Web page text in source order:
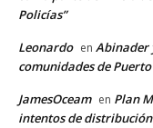
Policías”
Leonardo en Abinader
comunidades de
JamesOceam en Plan
intentos de